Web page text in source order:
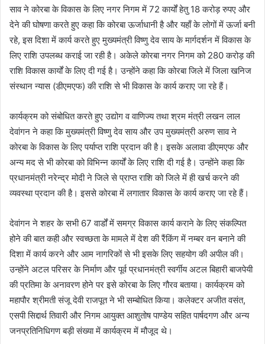
साव ने कोरबा के विकास के लिए नगर निगम में 72 कार्यों हेतु 18 करोड़ रुपए और
देने की घोषणा करते हुए कहा कि कोरबा ऊर्जाधानी है और यहाँ के लोगों में ऊर्जा बनी
रहे, इस दिशा में कार्य करते हुए मुख्यमंत्री विष्णु देव साय के मार्गदर्शन में विकास के
लिए राशि उपलब्ध कराई जा रही है। अकेले कोरबा नगर निगम को 280 करोड़ की
राशि विकास कार्यों के लिए दी गई है। उन्होंने कहा कि कोरबा जिले में जिला खनिज
संस्थान न्यास (डीएमएफ) की राशि से भी विकास के कार्य कराए जा रहे हैं।
कार्यक्रम को संबोधित करते हुए उद्योग व वाणिज्य तथा श्रम मंत्री लखन लाल
देवांगन ने कहा कि मुख्यमंत्री विष्णु देव साय और उप मुख्यमंत्री अरुण साव ने
कोरबा के विकास के लिए पर्याप्त राशि प्रदान की है। इसके अलावा डीएमएफ और
अन्य मद से भी कोरबा को विभिन्न कार्यों के लिए राशि दी गई है। उन्होंने कहा कि
प्रधानमंत्री नरेन्द्र मोदी ने जिले से प्राप्त राशि को जिले में ही खर्च करने की
व्यवस्था प्रदान की है। इससे कोरबा में लगातार विकास के कार्य कराए जा रहे हैं।
देवांगन ने शहर के सभी 67 वार्डों में समग्र विकास कार्य कराने के लिए संकल्पित
होने की बात कही और स्वच्छता के मामले में देश की रैंकिंग में नम्बर वन बनाने की
दिशा में कार्य करने और आम नागरिकों से भी इसके लिए सहयोग की अपील की।
उन्होंने अटल परिसर के निर्माण और पूर्व प्रधानमंत्री स्वर्गीय अटल बिहारी बाजपेयी
की प्रतिमा के अनावरण होने पर इसे कोरबा के लिए गौरव बताया। कार्यक्रम को
महापौर श्रीमती संजू देवी राजपूत ने भी सम्बोधित किया। कलेक्टर अजीत वसंत,
एसपी सिद्दार्थ तिवारी और निगम आयुक्त आशुतोष पाण्डेय सहित पार्षदगण और अन्य
जनप्रतिनिधिगण बड़ी संख्या में कार्यक्रम में मौजूद थे।